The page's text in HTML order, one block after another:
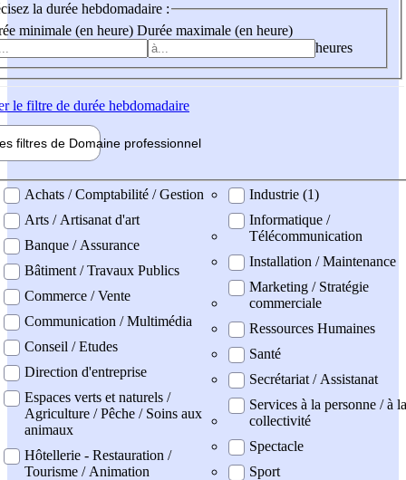
la durée hebdomadaire :
minimale (en heure) Durée maximale (en heure)
heures
le filtre de durée hebdomadaire
filtres de Domaine professionnel
professionel
Achats / Comptabilité / Gestion
Arts / Artisanat d'art
Banque / Assurance
Bâtiment / Travaux Publics
Commerce / Vente
Communication / Multimédia
Conseil / Etudes
Direction d'entreprise
Espaces verts et naturels /
Agriculture / Pêche / Soins aux
animaux
Hôtellerie - Restauration /
Tourisme / Animation
Industrie (1)
Informatique /
Télécommunication
Installation / Maintenance
Marketing / Stratégie
commerciale
Ressources Humaines
Santé
Secrétariat / Assistanat
Services à la personne / à la
collectivité
Spectacle
Sport